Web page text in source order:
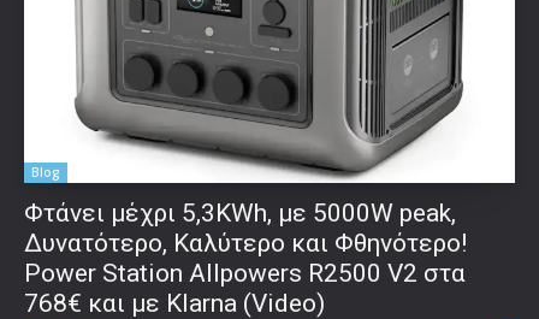
Blog
Φτάνει μέχρι 5,3KWh, με 5000W peak,
Δυνατότερο, Καλύτερο και Φθηνότερο!
Power Station Allpowers R2500 V2 στα
768€ και με Klarna (Video)